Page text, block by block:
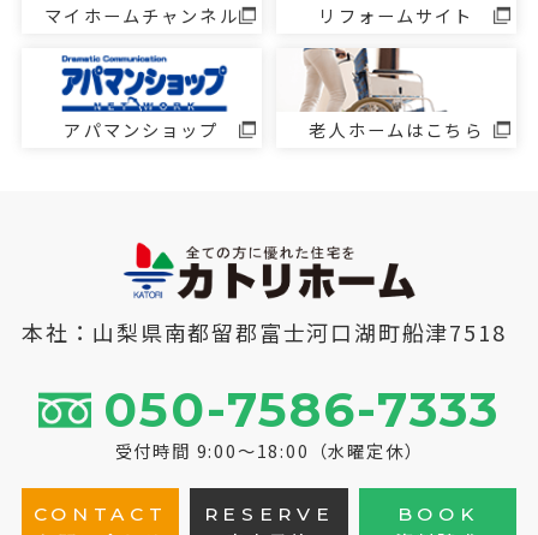
マイホームチャンネル リフォームサイト
アパマンショップ 老人ホームはこちら
本社：山梨県南都留郡富士河口湖町船津7518
050-7586-7333
受付時間 9:00～18:00（水曜定休）
CONTACT RESERVE BOOK